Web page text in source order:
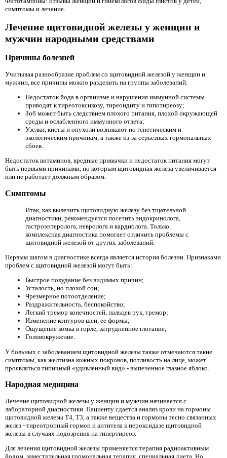
симптомы и лечение.
Лечение щитовидной железы у женщин и
мужчин народными средствами
Причины болезней
Учитывая разнообразие проблем со щитовидной железой у женщин и
мужчин, все причины можно разделить на группы заболеваний:
Недостаток йода в организме и нарушения иммунной системы
приводят к тиреотоксикозу, тиреоидиту и гипотиреозу;
Зоб может быть следствием плохого питания, плохой окружающей
среды и ослабленного иммунного ответа;
Узелки, кисты и опухоли возникают по генетическим и
экологическим причинам, а также из-за серьезных гормональных
сбоев.
Недостаток витаминов, вредные привычки и недостаток питания могут
быть первыми причинами, по которым щитовидная железа увеличивается
или не работает должным образом.
Симптомы
Итак, как вылечить щитовидную железу без тщательной
диагностики, рекомендуется посетить эндокринолога,
гастроэнтеролога, невролога и кардиолога. Только
комплексная диагностика помогает отличить проблемы с
щитовидной железой от других заболеваний.
Первым шагом в диагностике всегда является история болезни. Признаками
проблем с щитовидной железой могут быть:
Быстрое похудание без видимых причин;
Усталость, но плохой сон;
Чрезмерное потоотделение;
Раздражительность, беспокойство;
Легкий тремор конечностей, пальцев рук, тремор;
Изменение контуров шеи, ее формы;
Ощущение комка в горле, затрудненное глотание;
Головокружение.
У больных с заболеванием щитовидной железы также отмечаются такие
симптомы, как желтизна кожных покровов, потливость на лице, может
проявляться типичный «удивленный вид» - выпеченное глазное яблоко.
Народная медицина
Лечение щитовидной железы у женщин и мужчин начинается с
лабораторной диагностики. Пациенту сдается анализ крови на гормоны
щитовидной железы Т4, Т3, а также вещества и гормоны тесно связанных
желез - тиреотропный гормон и антитела к пероксидазе щитовидной
железы в случаях подозрения на гипертиреоз.
Для лечения щитовидной железы применяется терапия радиоактивным
йодом, заместительная гормональная терапия, специальная диета. Но